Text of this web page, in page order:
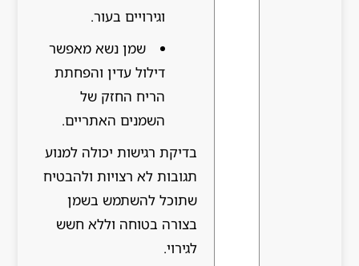
וגירויים בעור.
שמן נשא מאפשר
דילול עדין והפחתת
הריח החזק של
השמנים האתריים.
בדיקת רגישות יכולה למנוע
תגובות לא רצויות ולהבטיח
שתוכל להשתמש בשמן
בצורה בטוחה וללא חשש
לגירוי.